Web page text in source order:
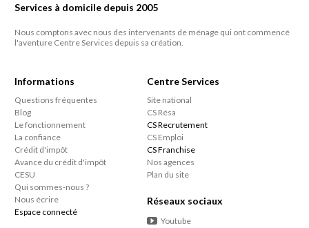
Services à domicile depuis 2005
Nous comptons avec nous des intervenants de ménage qui ont commencé
l'aventure Centre Services depuis sa création.
Informations
Questions fréquentes
Blog
Le fonctionnement
La confiance
Crédit d'impôt
Avance du crédit d'impôt
CESU
Qui sommes-nous ?
Nous écrire
Espace connecté
Centre Services
Site national
CS Résa
CS Recrutement
CS Emploi
CS Franchise
Nos agences
Plan du site
Réseaux sociaux
Youtube